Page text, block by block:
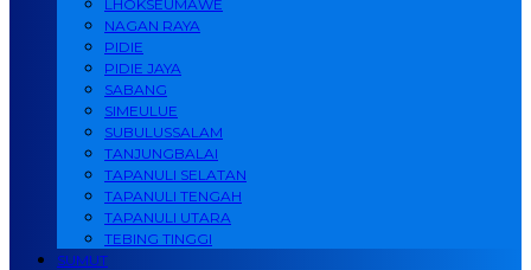
LHOKSEUMAWE
NAGAN RAYA
PIDIE
PIDIE JAYA
SABANG
SIMEULUE
SUBULUSSALAM
TANJUNGBALAI
TAPANULI SELATAN
TAPANULI TENGAH
TAPANULI UTARA
TEBING TINGGI
SUMUT